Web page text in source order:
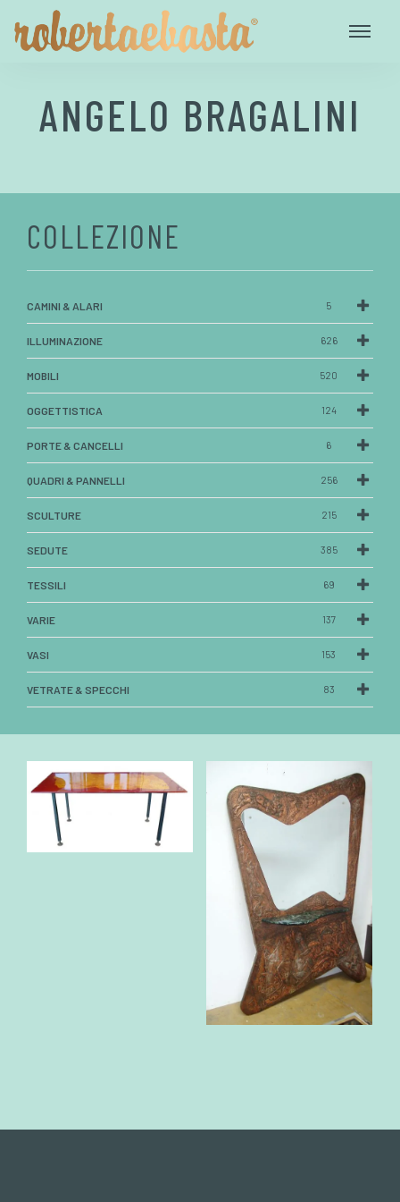
ANGELO BRAGALINI
COLLEZIONE
CAMINI & ALARI 5
ILLUMINAZIONE 626
MOBILI 520
OGGETTISTICA 124
PORTE & CANCELLI 6
QUADRI & PANNELLI 256
SCULTURE 215
SEDUTE 385
TESSILI 69
VARIE 137
VASI 153
VETRATE & SPECCHI 83